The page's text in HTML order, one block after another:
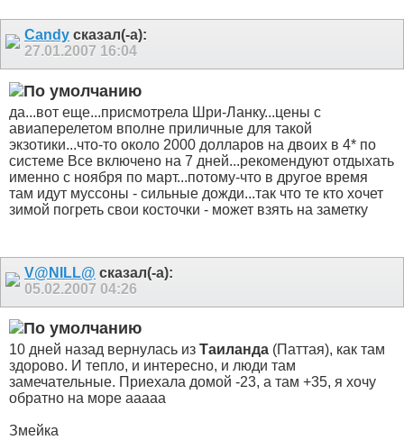
Candy сказал(-а):
27.01.2007 16:04
да...вот еще...присмотрела Шри-Ланку...цены с
авиаперелетом вполне приличные для такой
экзотики...что-то около 2000 долларов на двоих в 4* по
системе Все включено на 7 дней...рекомендуют отдыхать
именно с ноября по март...потому-что в другое время
там идут муссоны - сильные дожди...так что те кто хочет
зимой погреть свои косточки - может взять на заметку
V@NILL@ сказал(-а):
05.02.2007 04:26
10 дней назад вернулась из Таиланда (Паттая), как там
здорово. И тепло, и интересно, и люди там
замечательные. Приехала домой -23, а там +35, я хочу
обратно на море ааааа
Змейка